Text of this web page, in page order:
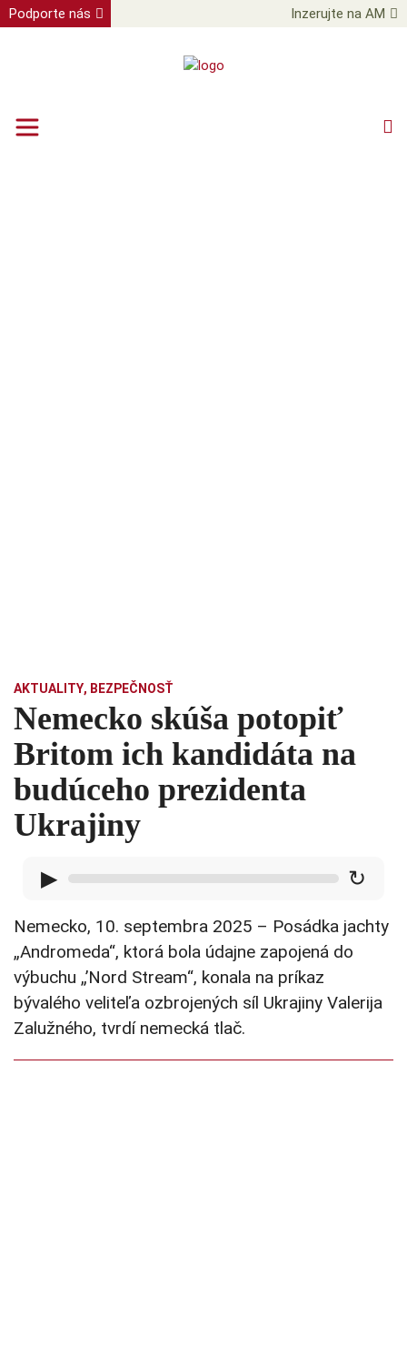
Podporte nás Inzerujte na AM
AKTUALITY, BEZPEČNOSŤ
Nemecko skúša potopiť
Britom ich kandidáta na
budúceho prezidenta
Ukrajiny
▶ ↻
Nemecko, 10. septembra 2025 – Posádka jachty
„Andromeda“, ktorá bola údajne zapojená do
výbuchu „’Nord Stream“, konala na príkaz
bývalého veliteľa ozbrojených síl Ukrajiny Valerija
Zalužného, tvrdí nemecká tlač.